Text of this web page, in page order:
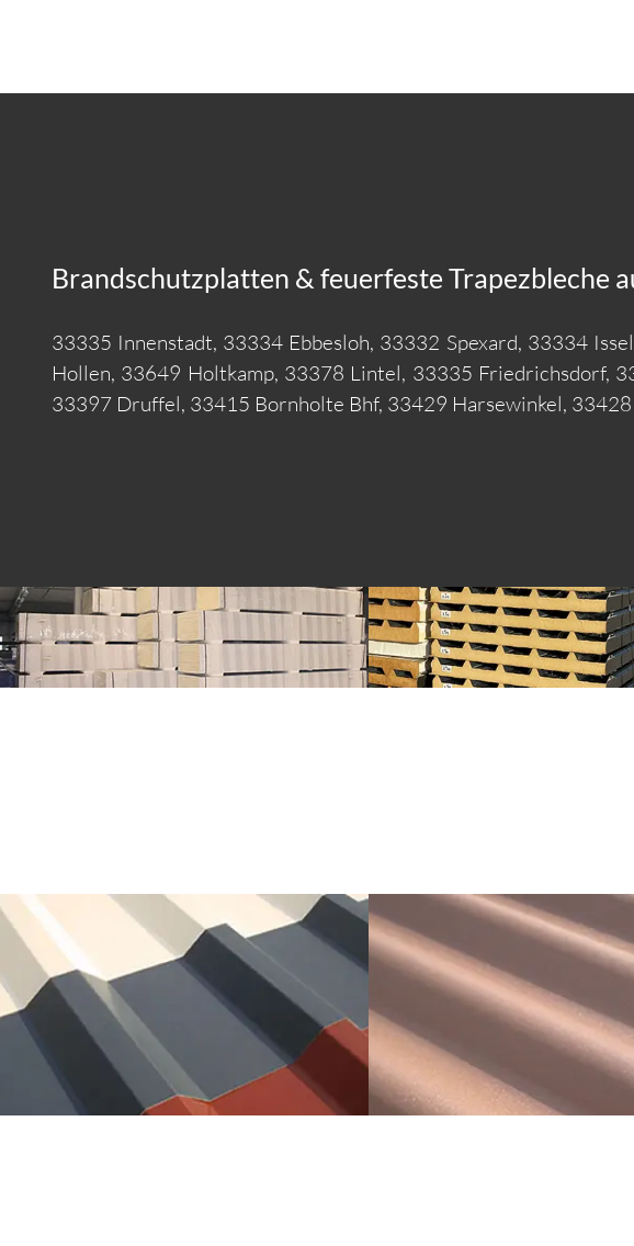
Brandschutzplatten & feuerfeste Trapezbleche
33335 Innenstadt, 33334 Ebbesloh, 33332 Spexard, 33334
Hollen, 33649 Holtkamp, 33378 Lintel, 33335 Friedrichsdorf,
33397 Druffel, 33415 Bornholte Bhf, 33429 Harsewinkel,